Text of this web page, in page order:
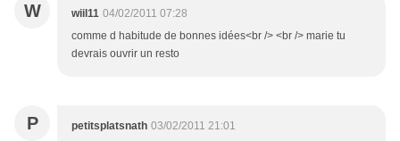
W wiil11 04/02/2011 07:28
comme d habitude de bonnes idées<br /> <br /> marie tu
devrais ouvrir un resto
P petitsplatsnath 03/02/2011 21:01